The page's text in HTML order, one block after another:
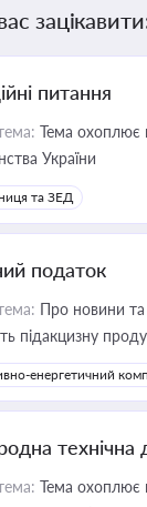
питання
Тема охоплює
України
та ЗЕД
податок
Про новини
підакцизну
енергетичний
технічна
Тема охоплює